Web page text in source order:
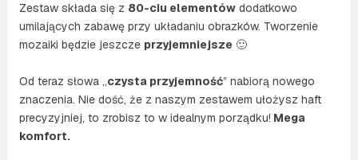
Zestaw składa się z 80-ciu elementówdodatkowo
umilających zabawę przy układaniu obrazków. Tworzenie
mozaiki będzie jeszcze przyjemniejsze 🙂
Od teraz słowa „czysta przyjemność” nabiorą nowego
znaczenia. Nie dość, że z naszym zestawem ułożysz haft
precyzyjniej, to zrobisz to w idealnym porządku! Mega
komfort.